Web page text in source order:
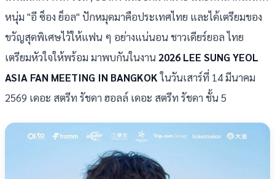
หนุ่ม "อี ซ็อง ย็อล" ปักหมุดมาคือประเทศไทย และได้เตรียมของ
ขวัญสุดพิเศษไว้ให้แฟน ๆ อย่างแน่นอน ชาวเดียร์ยอล ไทย
เตรียมหัวใจให้พร้อม มาพบกันในงาน 2026 LEE SUNG YEOL
ASIA FAN MEETING IN BANGKOKในวันเสาร์ที่ 14 มีนาคม
2569 เดอะ สตรีท รัชดา ฮอลล์ เดอะ สตรีท รัชดา ชั้น 5